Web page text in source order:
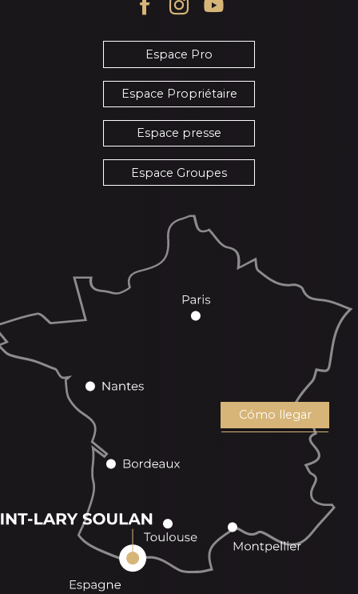
Espace Pro
Espace Propriétaire
Espace presse
Espace Groupes
Cómo llegar